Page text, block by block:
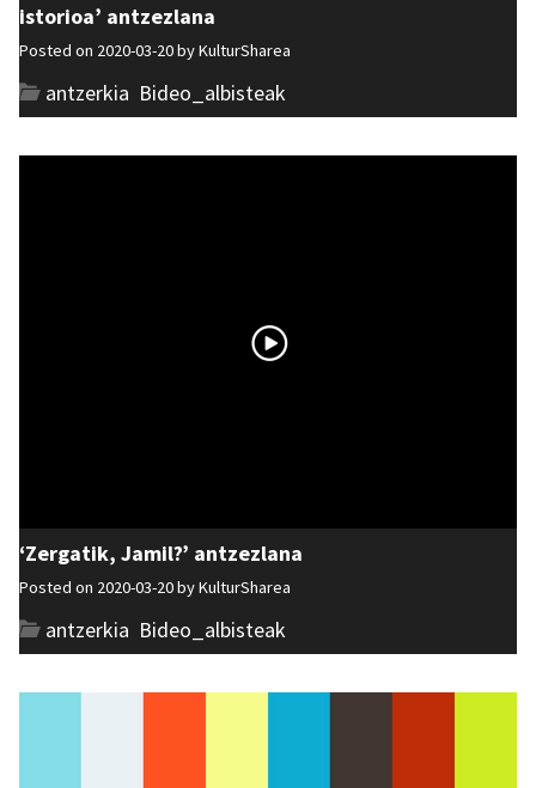
istorioa’ antzezlana
Posted on 2020-03-20 byKulturSharea
antzerkia Bideo_albisteak
‘Zergatik, Jamil?’ antzezlana
Posted on 2020-03-20 byKulturSharea
antzerkia Bideo_albisteak